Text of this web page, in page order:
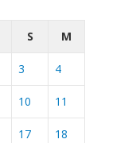
S M
3 4
10 11
17 18